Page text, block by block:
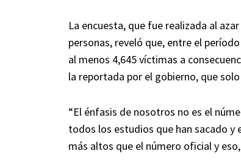
La encuesta, que fue realizada al
personas, reveló que, entre el
al menos 4,645 víctimas a
la reportada por el gobierno, que
“El énfasis de nosotros no es el
todos los estudios que han sacado y
más altos que el número oficial y